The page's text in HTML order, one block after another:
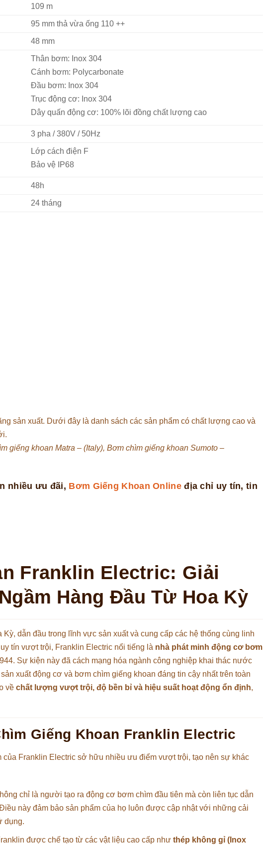
109 m
95 mm thả vừa ống 110 ++
48 mm
Thân bơm: Inox 304
Cánh bơm: Polycarbonate
Đầu bơm: Inox 304
Trục động cơ: Inox 304
Dây quấn động cơ: 100% lõi đồng chất lượng cao
3 pha / 380V / 50Hz
Lớp cách điện F
Bảo vệ IP68
48h
24 tháng
sản xuất. Dưới đây là danh sách các sản phẩm có chất lượng cao và
giếng khoan Matra – (Italy), Bơm chìm giếng khoan Sumoto –
nhiều ưu đãi, Bơm Giếng Khoan Onlineđịa chỉ uy tín, tin
Franklin Electric: Giải
Hàng Đầu Từ Hoa Kỳ
Kỳ, dẫn đầu trong lĩnh vực sản xuất và cung cấp các hệ thống cùng linh
tín vượt trội, Franklin Electric nổi tiếng là nhà phát minh động cơ bơm
Sự kiện này đã cách mạng hóa ngành công nghiệp khai thác nước
xuất động cơ và bơm chìm giếng khoan đáng tin cậy nhất trên toàn
về chất lượng vượt trội, độ bền bỉ và hiệu suất hoạt động ổn định,
Giếng Khoan Franklin Electric
của Franklin Electric sở hữu nhiều ưu điểm vượt trội, tạo nên sự khác
chỉ là người tạo ra động cơ bơm chìm đầu tiên mà còn liên tục dẫn
này đảm bảo sản phẩm của họ luôn được cập nhật với những cải
dụng.
được chế tạo từ các vật liệu cao cấp như thép không gỉ (Inox